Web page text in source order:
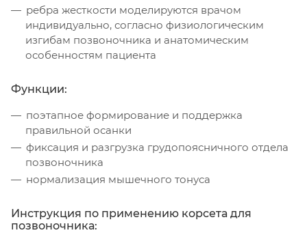
ребра жесткости моделируются врачом
индивидуально, согласно физиологическим
изгибам позвоночника и анатомическим
особенностям пациента
Функции:
поэтапное формирование и поддержка
правильной осанки
фиксация и разгрузка грудопоясничного отдела
позвоночника
нормализация мышечного тонуса
Инструкция по применению корсета для
позвоночника: